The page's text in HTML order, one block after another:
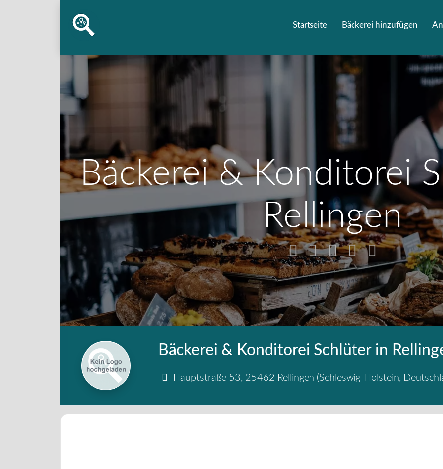
Startseite Bäckerei hinzufügen
Bäckerei & Konditorei
Rellingen
Bäckerei & Konditorei Schlüter in
Hauptstraße 53, 25462 Rellingen (Schleswig-Holstein,